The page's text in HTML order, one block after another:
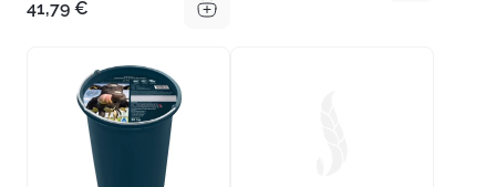
41,79 €